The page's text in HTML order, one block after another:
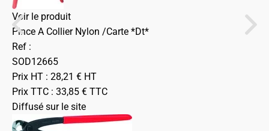
Voir le produit
Pince A Collier Nylon /Carte *Dt*
Ref :
SOD12665
Prix HT : 28,21 € HT
Prix TTC : 33,85 € TTC
Diffusé sur le site